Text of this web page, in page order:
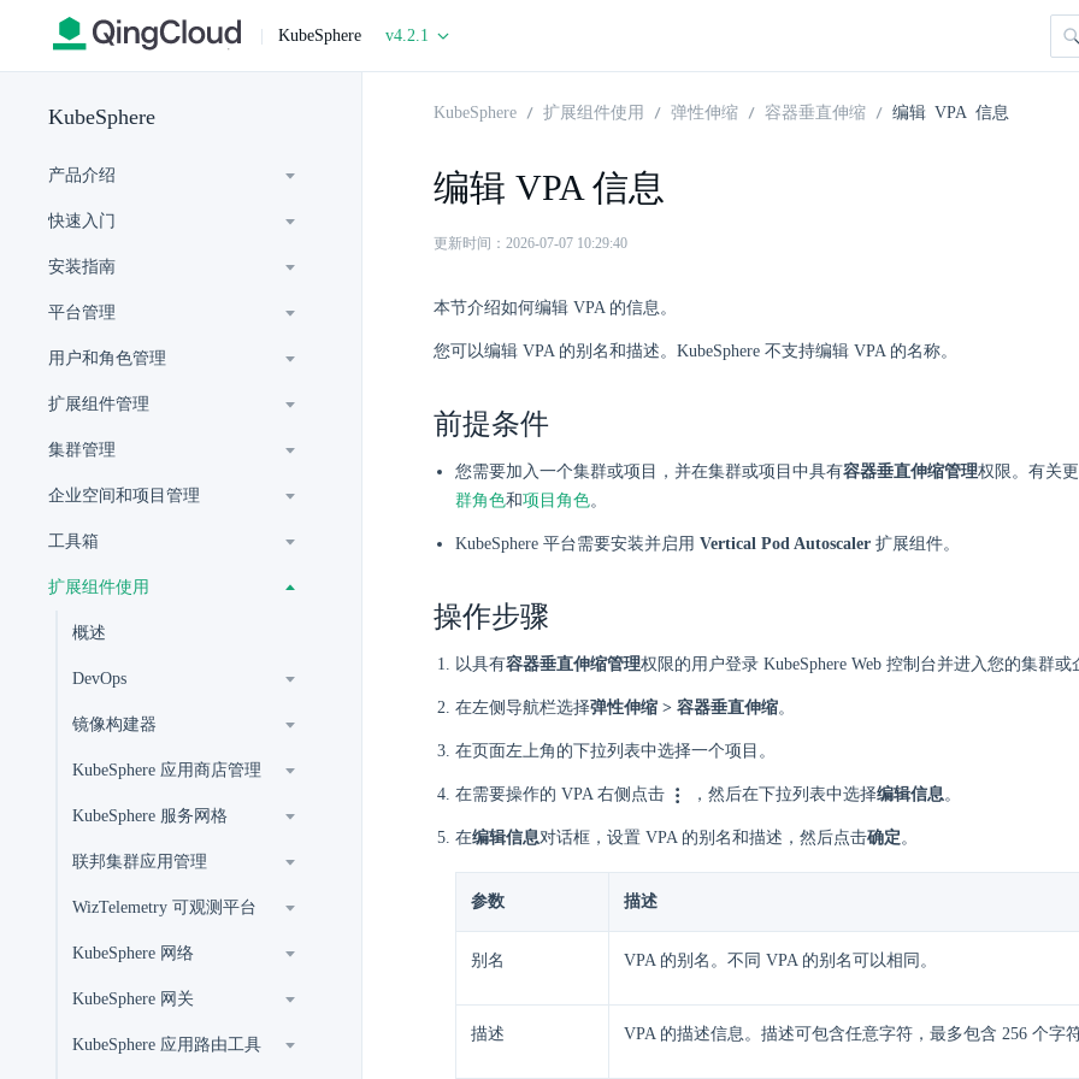
| KubeSphere v4.2.1
KubeSphere
产品介绍
快速入门
安装指南
平台管理
用户和角色管理
扩展组件管理
集群管理
企业空间和项目管理
工具箱
扩展组件使用
概述
DevOps
镜像构建器
KubeSphere 应用商店管理
KubeSphere 服务网格
联邦集群应用管理
WizTelemetry 可观测平台
KubeSphere 网络
KubeSphere 网关
KubeSphere 应用路由工具
KubeSphere 扩展组件使用 弹性伸缩 容器垂直伸缩 编辑 VPA 信息
编辑 VPA 信息
更新时间：2026-07-07 10:29:40
本节介绍如何编辑 VPA 的信息。
您可以编辑 VPA 的别名和描述。KubeSphere 不支持编辑 VPA 的名称。
前提条件
您需要加入一个集群或项目，并在集群或项目中具有容器垂直伸缩管理权限。有关
群角色和项目角色。
KubeSphere 平台需要安装并启用 Vertical Pod Autoscaler 扩展组件。
操作步骤
以具有容器垂直伸缩管理权限的用户登录 KubeSphere Web 控制台并进入您的集群或
在左侧导航栏选择弹性伸缩 > 容器垂直伸缩。
在页面左上角的下拉列表中选择一个项目。
在需要操作的 VPA 右侧点击 ，然后在下拉列表中选择编辑信息。
在编辑信息对话框，设置 VPA 的别名和描述，然后点击确定。
参数 描述
别名 VPA 的别名。不同 VPA 的别名可以相同。
描述 VPA 的描述信息。描述可包含任意字符，最多包含 256 个字符